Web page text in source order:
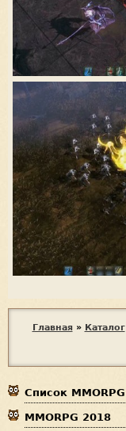
д
Главная » Каталог
Список MMORPG
MMORPG 2018